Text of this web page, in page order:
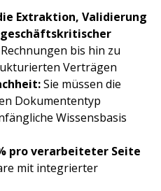
Extraktion, Validierung
geschäftskritischer
bis hin zu
Verträgen
Sie müssen die
Dokumententyp
Wissensbasis
pro verarbeiteter Seite
mit integrierter